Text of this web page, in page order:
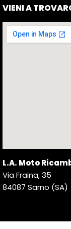
VIENI A
L.A. Moto
Via Fraina, 35
84087 Sarno (SA)